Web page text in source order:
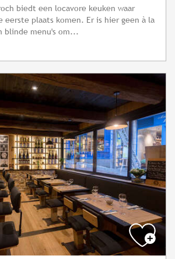
biedt een locavore keuken waar
eerste plaats komen. Er is hier geen à la
blinde menu's om...